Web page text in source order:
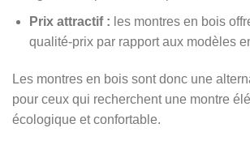
Prix attractif : les montres en bois
qualité-prix par rapport aux modèles
Les montres en bois sont donc une
pour ceux qui recherchent une montre
écologique et confortable.